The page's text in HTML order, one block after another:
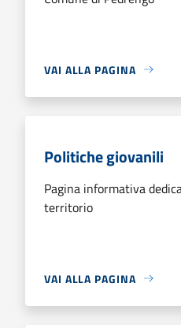
VAI ALLA PAGINA
Politiche giovanili
Pagina informativa
territorio
VAI ALLA PAGINA